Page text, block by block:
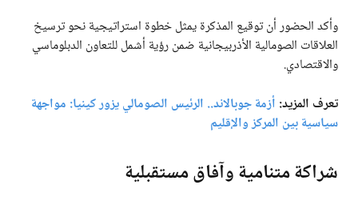
وأكد الحضور أن توقيع المذكرة يمثل خطوة استراتيجية نحو ترسيخ
العلاقات الصومالية الأذربيجانية ضمن رؤية أشمل للتعاون الدبلوماسي
والاقتصادي.
تعرف المزيد: أزمة جوبالاند.. الرئيس الصومالي يزور كينيا: مواجهة
سياسية بين المركز والإقليم
شراكة متنامية وآفاق مستقبلية